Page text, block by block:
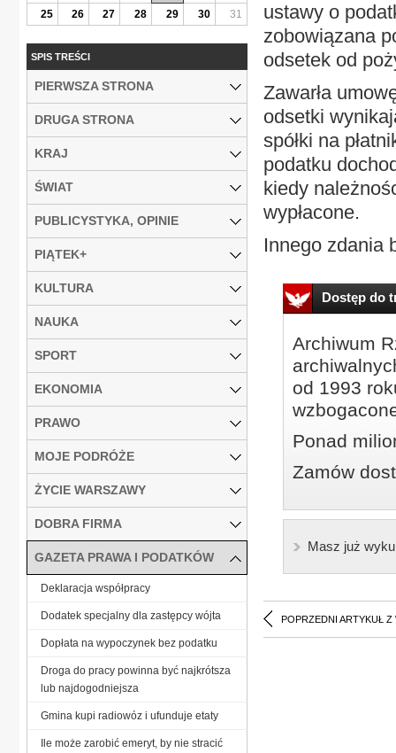
ustawy o
zobowiązana
odsetek od
Zawarła
odsetki
spółki na
podatku
kiedy
wypłacone.
Innego zdania
Dostęp do
Archiwum
od 1993
Ponad
Zamów
Masz już
POPRZEDNI ARTYKUŁ Z
25
26 27 28 29 30 31
SPIS TREŚCI
PIERWSZA STRONA
DRUGA STRONA
KRAJ
ŚWIAT
PUBLICYSTYKA, OPINIE
PIĄTEK+
KULTURA
NAUKA
SPORT
EKONOMIA
PRAWO
MOJE PODRÓŻE
ŻYCIE WARSZAWY
DOBRA FIRMA
GAZETA PRAWA I PODATKÓW
Deklaracja współpracy
Dodatek specjalny dla zastępcy wójta
Dopłata na wypoczynek bez podatku
Droga do pracy powinna być najkrótsza
lub najdogodniejsza
Gmina kupi radiowóz i ufunduje etaty
Ile może zarobić emeryt, by nie stracić